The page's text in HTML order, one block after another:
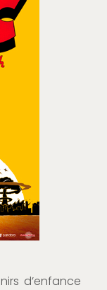
d’enfance